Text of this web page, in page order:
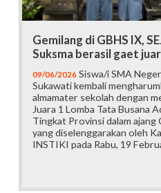
Gemilang di GBHS IX,
Suksma berasil gaet
09/06/2026 Siswa/i SMA
Sukawati kembali
almamater sekolah dengan
Juara 1 Lomba Tata Busana
Tingkat Provinsi dalam ajang
yang diselenggarakan oleh
INSTIKI pada Rabu, 19